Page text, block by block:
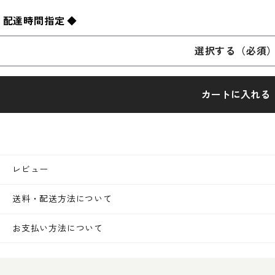
達時間指定 ◆
選択する（必須
カートに入れる
レビュー
送料・配送方法について
お支払い方法について